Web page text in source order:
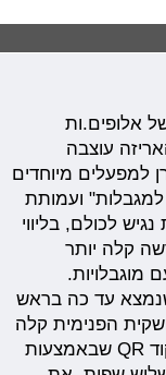
אלופים.ות
עוצבה
למפעלים מיוחדים
ועמותת
נגיש לכולם, בליווי
קלה יותר
מוגבלויות.
שנמצא עד כה בראש
הפנימית קלה
יותר לפתיחה. בנוסף, יודפס על האריזה קוד QR שבאמצעות